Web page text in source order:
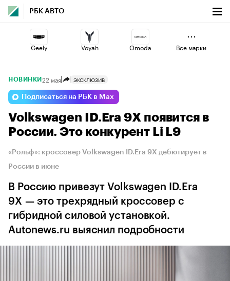
РБК АВТО
Geely Voyah Omoda
Lada Changan
Volga Haval Esteo
Все марки
НОВИНКИ 22 мая ЭКСКЛЮЗИВ
Подписаться на РБК в Max
Volkswagen ID.Era 9X появится в
России. Это конкурент Li L9
«Рольф»: кроссовер Volkswagen ID.Era 9X дебютирует в
России в июне
В Россию привезут Volkswagen ID.Era
9X — это трехрядный кроссовер с
гибридной силовой установкой.
Autonews.ru выяснил подробности